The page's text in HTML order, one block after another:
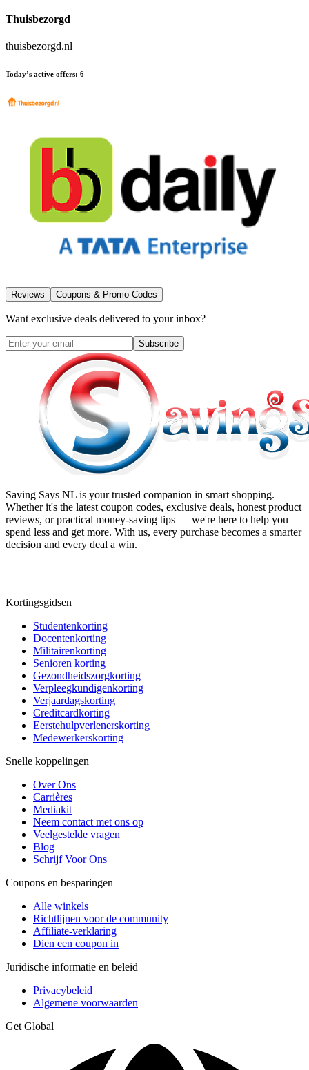
Thuisbezorgd
thuisbezorgd.nl
Today’s active offers: 6
Reviews Coupons & Promo Codes
Want exclusive deals delivered to your inbox?
Subscribe
Saving Says NL is your trusted companion in smart shopping.
Whether it's the latest coupon codes, exclusive deals, honest product
reviews, or practical money-saving tips — we're here to help you
spend less and get more. With us, every purchase becomes a smarter
decision and every deal a win.
Kortingsgidsen
Studentenkorting
Docentenkorting
Militairenkorting
Senioren korting
Gezondheidszorgkorting
Verpleegkundigenkorting
Verjaardagskorting
Creditcardkorting
Eerstehulpverlenerskorting
Medewerkerskorting
Snelle koppelingen
Over Ons
Carrières
Mediakit
Neem contact met ons op
Veelgestelde vragen
Blog
Schrijf Voor Ons
Coupons en besparingen
Alle winkels
Richtlijnen voor de community
Affiliate-verklaring
Dien een coupon in
Juridische informatie en beleid
Privacybeleid
Algemene voorwaarden
Get Global